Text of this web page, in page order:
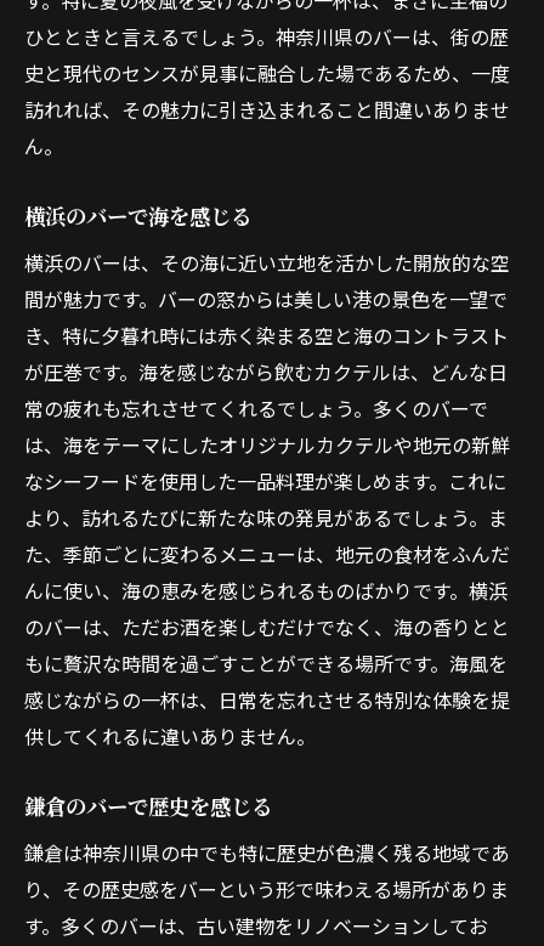
ひとときと言えるでしょう。神奈川県のバーは、街の歴
史と現代のセンスが見事に融合した場であるため、一度
訪れれば、その魅力に引き込まれること間違いありませ
ん。
横浜のバーで海を感じる
横浜のバーは、その海に近い立地を活かした開放的な空
間が魅力です。バーの窓からは美しい港の景色を一望で
き、特に夕暮れ時には赤く染まる空と海のコントラスト
が圧巻です。海を感じながら飲むカクテルは、どんな日
常の疲れも忘れさせてくれるでしょう。多くのバーで
は、海をテーマにしたオリジナルカクテルや地元の新鮮
なシーフードを使用した一品料理が楽しめます。これに
より、訪れるたびに新たな味の発見があるでしょう。ま
た、季節ごとに変わるメニューは、地元の食材をふんだ
んに使い、海の恵みを感じられるものばかりです。横浜
のバーは、ただお酒を楽しむだけでなく、海の香りとと
もに贅沢な時間を過ごすことができる場所です。海風を
感じながらの一杯は、日常を忘れさせる特別な体験を提
供してくれるに違いありません。
鎌倉のバーで歴史を感じる
鎌倉は神奈川県の中でも特に歴史が色濃く残る地域であ
り、その歴史感をバーという形で味わえる場所がありま
す。多くのバーは、古い建物をリノベーションしてお